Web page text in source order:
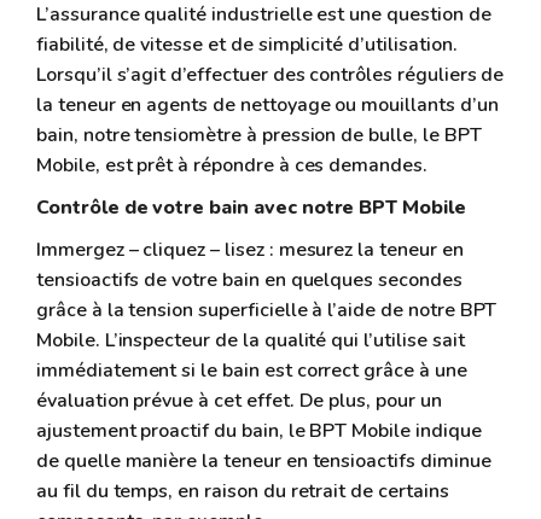
L’assurance qualité industrielle est une question de
fiabilité, de vitesse et de simplicité d’utilisation.
Lorsqu’il s’agit d’effectuer des contrôles réguliers de
la teneur en agents de nettoyage ou mouillants d’un
bain, notre tensiomètre à pression de bulle, le BPT
Mobile, est prêt à répondre à ces demandes.
Contrôle de votre bain avec notre BPT Mobile
Immergez – cliquez – lisez : mesurez la teneur en
tensioactifs de votre bain en quelques secondes
grâce à la tension superficielle à l’aide de notre BPT
Mobile. L’inspecteur de la qualité qui l’utilise sait
immédiatement si le bain est correct grâce à une
évaluation prévue à cet effet. De plus, pour un
ajustement proactif du bain, le BPT Mobile indique
de quelle manière la teneur en tensioactifs diminue
au fil du temps, en raison du retrait de certains